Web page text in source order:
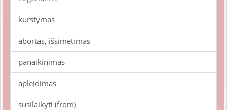
kurstymas
abortas, išsimetimas
panaikinimas
apleidimas
susilaikyti (from)